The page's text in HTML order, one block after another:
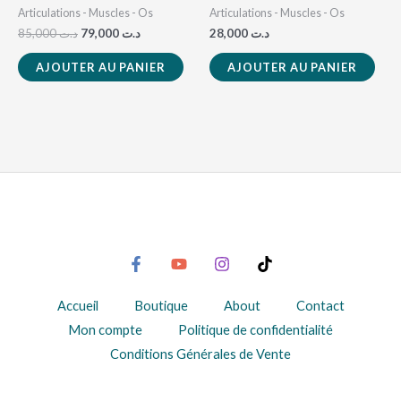
Articulations - Muscles - Os
د.ت85,000 د.ت
AJOUTER AU PANIER
Articulations - Muscles - Os
د.ت
AJOUTER AU PANIER
Accueil Boutique About
Contact
Mon compte
Politique de confidentialité
Conditions Générales de Vente